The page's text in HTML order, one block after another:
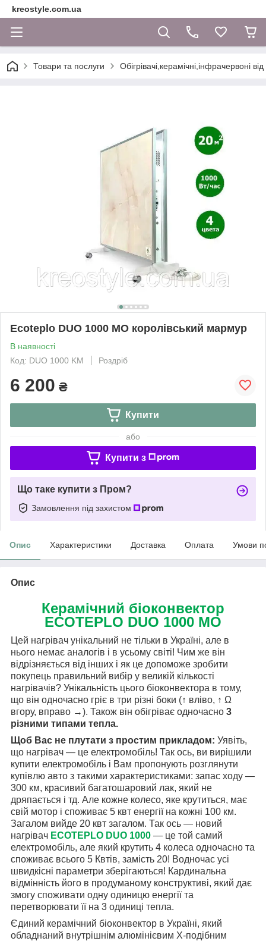
kreostyle.com.ua
Товари та послуги Обігрівачі,керамічні,інфрачервоні
Ecoteplo DUO 1000 МО королівський мармур
В наявності
Код: DUO 1000 KM
Роздріб
6 200 ₴
Купити
або
Купити з
Що таке купити з Пром?
Замовлення під захистом
Опис Характеристики Доставка Оплата Умови
Опис
Керамічний біоконвектор
ECOTEPLO DUO 1000 МО
Цей нагрівач унікальний не тільки в Україні, але в
нього немає аналогів і в усьому світі! Чим же він
відрізняється від інших і як це допоможе зробити
покупець правильний вибір у великій кількості
нагрівачів? Унікальність цього біоконвектора в тому,
що він одночасно гріє в три різні боки (↑ вліво, ↑ Ω
вгору, вправо →). Також він обігріває одночасно 3
різними типами тепла.
Щоб Вас не плутати з простим прикладом: Уявіть,
що нагрівач — це електромобіль! Так ось, ви вирішили
купити електромобіль і Вам пропонують розглянути
купівлю авто з такими характеристиками: запас ходу —
300 км, красивий багатошаровий лак, який не
дряпається і тд. Але кожне колесо, яке крутиться, має
свій мотор і споживає 5 квт енергії на кожні 100 км.
Загалом вийде 20 квт загалом. Так ось — новий
нагрівач ECOTEPLO DUO 1000 — це той самий
електромобіль, але який крутить 4 колеса одночасно та
споживає всього 5 Квтів, замість 20! Водночас усі
швидкісні параметри зберігаються! Кардинальна
відмінність його в продуманому конструктиві, який дає
змогу споживати одну одиницю енергії та
перетворювати її на 3 одиниці тепла.
Єдиний керамічний біоконвектор в Україні, який
обладнаний внутрішнім алюмінієвим Х-подібним